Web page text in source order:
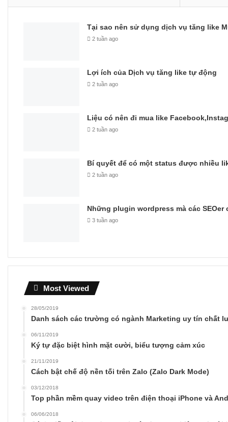
Tại sao nên sử dụng dịch vụ tăng like
2 tuần ago
Lợi ích của Dịch vụ tăng like tự động
2 tuần ago
Liệu có nên đi mua like
2 tuần ago
Bí quyết để có một status được nhiều
2 tuần ago
Những plugin wordpress mà các SEOer
3 tuần ago
Most Viewed
28/05/2019
Danh sách các trường có ngành Marketing uy tín chất
06/11/2019
Ký tự đặc biệt hình mặt cười, biểu tượng cảm xúc
21/11/2019
Cách bật chế độ nền tối trên Zalo (Zalo Dark Mode)
03/12/2018
Top phần mềm quay video trên điện thoại iPhone và
06/06/2018